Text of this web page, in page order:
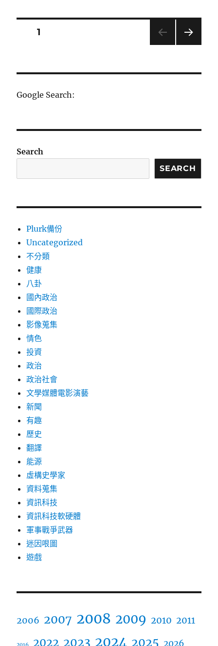
分
頁
頁次1
Google Search:
Search
SEARCH
Plurk備份
Uncategorized
不分類
健康
八卦
國內政治
國際政治
影像蒐集
情色
投資
政治
政治社會
文學媒體電影演藝
新聞
有趣
歷史
翻譯
能源
虛構史學家
資料蒐集
資訊科技
資訊科技軟硬體
軍事戰爭武器
迷因哏圖
遊戲
2006 2007 2008 2009 2010 2011
2022 2023 2024 2025 2026